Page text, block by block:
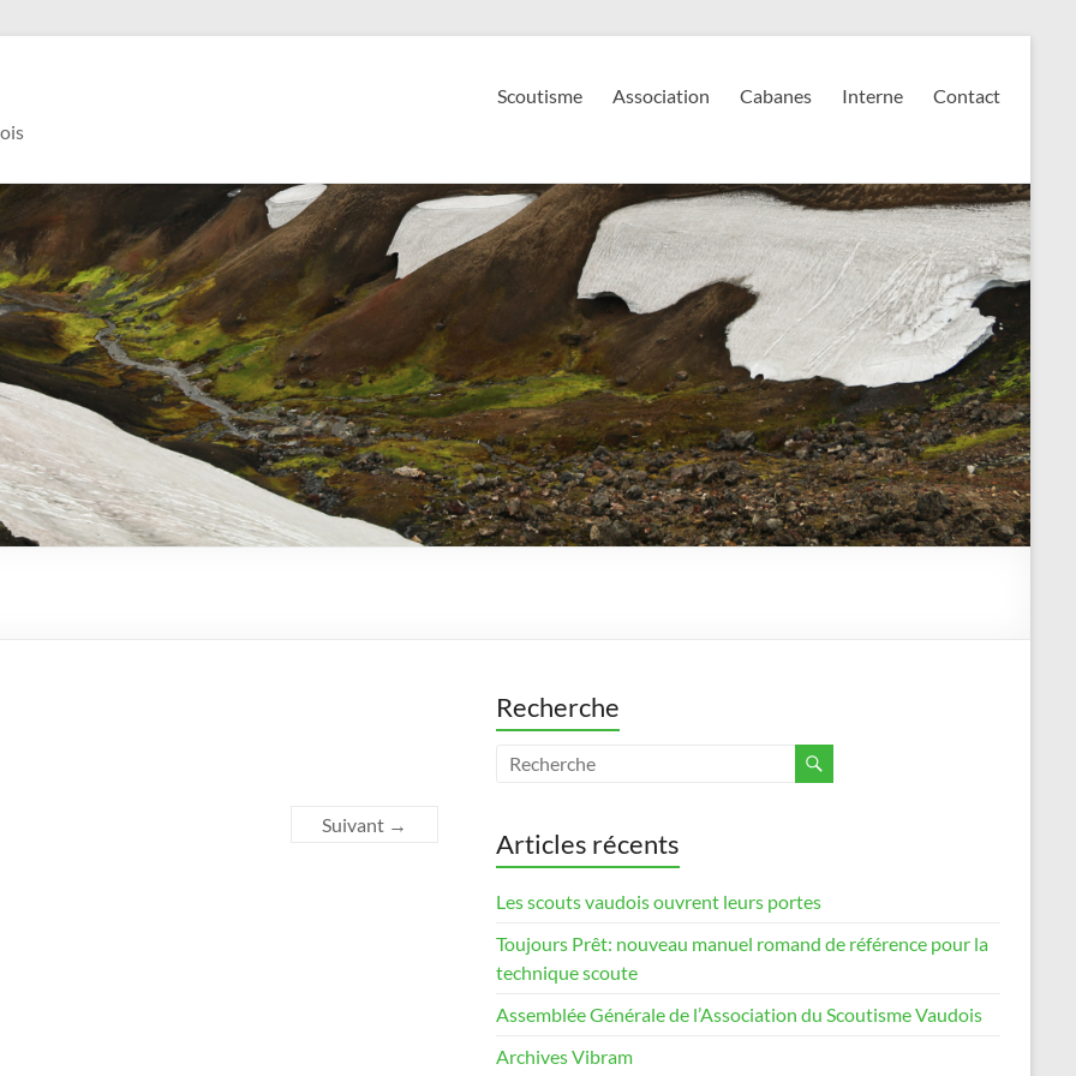
Scoutisme Association Cabanes Interne Contact
Suivant →
Recherche
Articles récents
Les scouts vaudois ouvrent leurs portes
Toujours Prêt: nouveau manuel romand de référence pour la
technique scoute
Assemblée Générale de l’Association du Scoutisme Vaudois
Archives Vibram